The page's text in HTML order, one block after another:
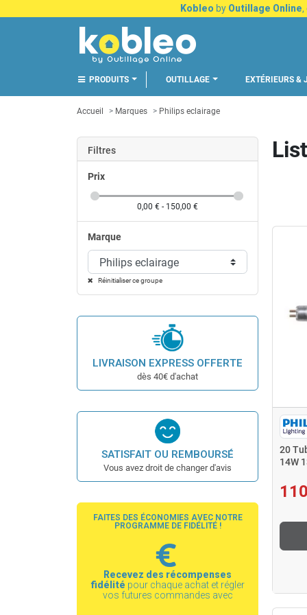
Kobleo by Outillage Online
PRODUITS OUTILLAGE EXTÉRIEURS &
Accueil Marques Philips eclairage
Filtres
Prix
0,00 € - 150,00 €
Marque
Philips eclairage
Réinitialiser ce groupe
LIVRAISON EXPRESS OFFERTE
dès 40€ d'achat
SATISFAIT OU REMBOURSÉ
Vous avez droit de changer d'avis
FAITES DES ÉCONOMIES AVEC NOTRE
PROGRAMME DE FIDÉLITÉ !
Recevez des récompenses
fidélité pour chaque achat et régler
vos futures commandes avec
20
14W